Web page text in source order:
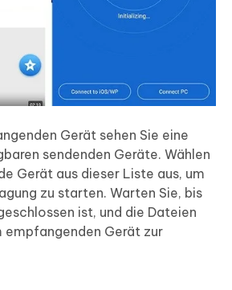
Gerät sehen Sie eine
sendenden Geräte. Wählen
Gerät aus dieser Liste aus, um
zu starten. Warten Sie, bis
ist, und die Dateien
empfangenden Gerät zur